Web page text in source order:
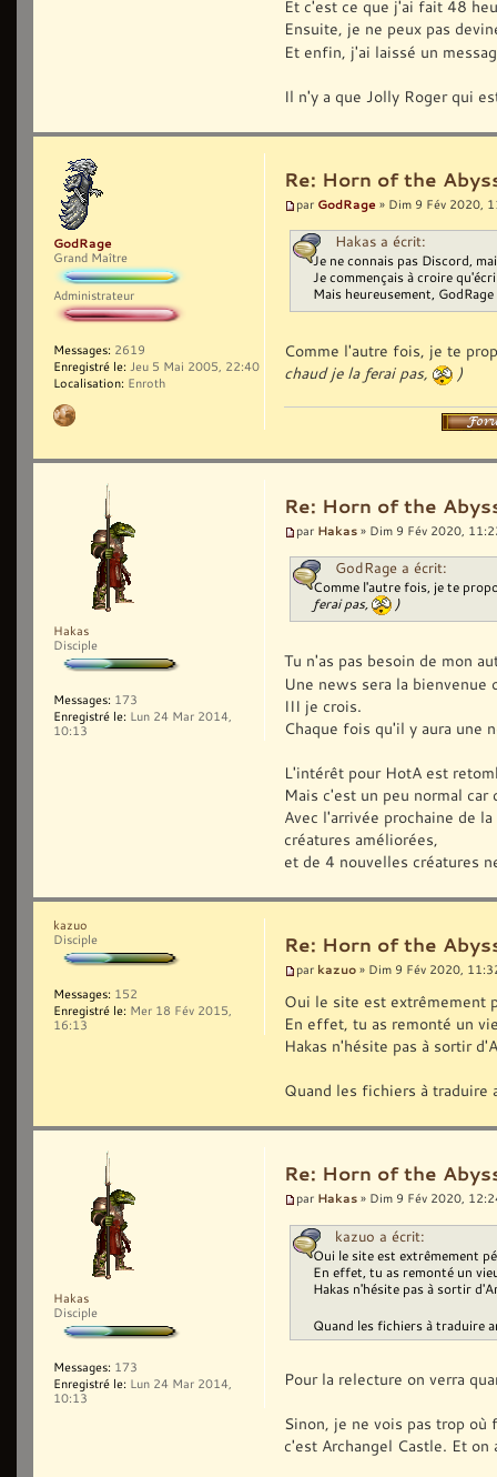
Et c'est ce que j'ai fait 48
Ensuite, je ne peux pas
Et enfin, j'ai laissé un
Il n'y a que Jolly Roger qui
Re: Horn of the
par GodRage » Dim 9 Fév 2020,
Hakas a écrit:
Je ne connais pas Discord,
Je commençais à croire
Mais heureusement,
Comme l'autre fois, je te
chaud je la ferai pas,
)
GodRage
Grand Maître
Administrateur
Messages: 2619
Enregistré le: Jeu 5 Mai 2005, 22:40
Localisation: Enroth
Re: Horn of the
par Hakas » Dim 9 Fév 2020,
GodRage a écrit:
Comme l'autre fois, je te
ferai pas,
)
Tu n'as pas besoin de mon
Une news sera la
III je crois.
Chaque fois qu'il y aura une
L'intérêt pour HotA est
Mais c'est un peu normal
Avec l'arrivée prochaine de
créatures améliorées,
et de 4 nouvelles créatures
Hakas
Disciple
Messages: 173
Enregistré le: Lun 24 Mar 2014,
10:13
Re: Horn of the
par kazuo » Dim 9 Fév 2020,
Oui le site est extrêmement
En effet, tu as remonté un
Hakas n'hésite pas à sortir
Quand les fichiers à traduire
kazuo
Disciple
Messages: 152
Enregistré le: Mer 18 Fév 2015,
16:13
Re: Horn of the
par Hakas » Dim 9 Fév 2020,
kazuo a écrit:
Oui le site est extrêmement
En effet, tu as remonté un
Hakas n'hésite pas à sortir
Quand les fichiers à traduire
Pour la relecture on verra
Sinon, je ne vois pas trop
c'est Archangel Castle. Et
Hakas
Disciple
Messages: 173
Enregistré le: Lun 24 Mar 2014,
10:13